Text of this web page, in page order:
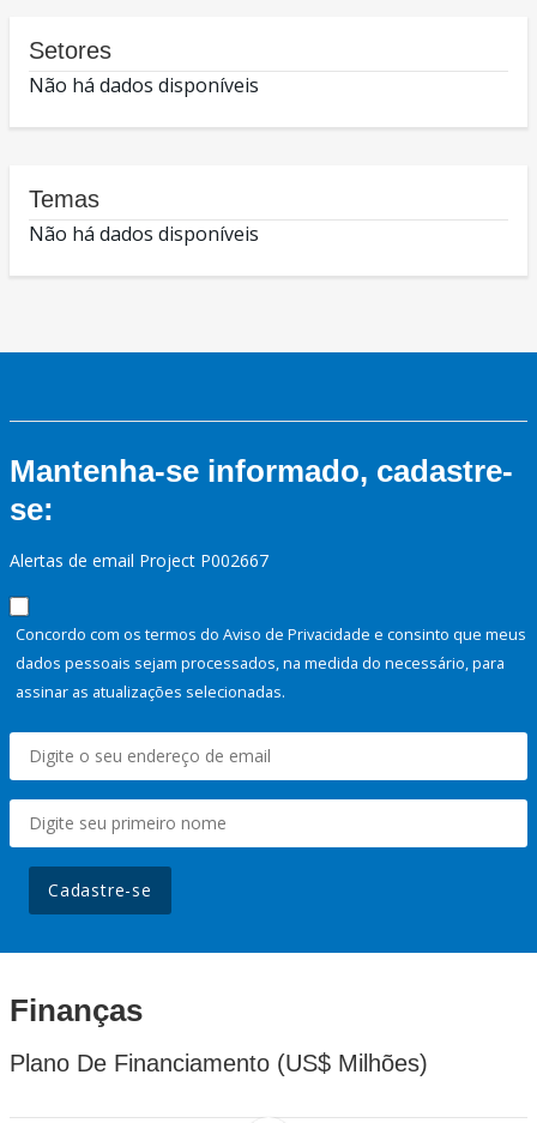
Setores
Não há dados disponíveis
Temas
Não há dados disponíveis
Mantenha-se informado, cadastre-
se:
Alertas de email Project P002667
Concordo com os termos do Aviso de Privacidade e consinto que meus
dados pessoais sejam processados, na medida do necessário, para
assinar as atualizações selecionadas.
Cadastre-se
Finanças
Plano De Financiamento (US$ Milhões)